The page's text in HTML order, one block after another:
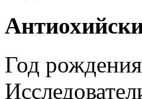
Год